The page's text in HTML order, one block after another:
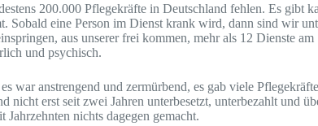
200.000 Pflegekräfte in Deutschland fehlen. Es gibt
Sobald eine Person im Dienst krank wird, dann sind wir
aus unserer frei kommen, mehr als 12 Dienste
und psychisch.
war anstrengend und zermürbend, es gab viele
nicht erst seit zwei Jahren unterbesetzt, unterbezahlt und
Jahrzehnten nichts dagegen gemacht.